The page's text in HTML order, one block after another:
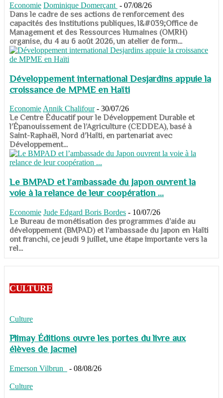
Economie Dominique Domerçant - 07/08/26
Dans le cadre de ses actions de renforcement des
capacités des institutions publiques, l&#039;Office de
Management et des Ressources Humaines (OMRH)
organise, du 4 au 6 août 2026, un atelier de form...
Développement international Desjardins appuie la
croissance de MPME en Haïti
Economie Annik Chalifour - 30/07/26
​​​​​​​Le Centre Éducatif pour le Développement Durable et
l’Épanouissement de l’Agriculture (CEDDEA), basé à
Saint-Raphaël, Nord d’Haïti, en partenariat avec
Développement...
Le BMPAD et l’ambassade du Japon ouvrent la
voie à la relance de leur coopération ...
Economie Jude Edgard Boris Bordes - 10/07/26
​​​​​​​Le Bureau de monétisation des programmes d’aide au
développement (BMPAD) et l’ambassade du Japon en Haïti
ont franchi, ce jeudi 9 juillet, une étape importante vers la
rel...
CULTURE
Culture
Plimay Éditions ouvre les portes du livre aux
élèves de Jacmel
Emerson Vilbrun - 08/08/26
Culture